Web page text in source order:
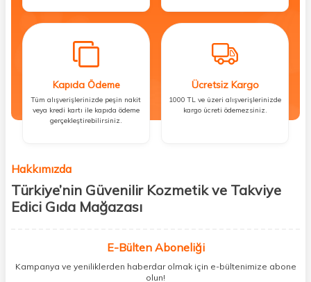
Kapıda Ödeme
Tüm alışverişlerinizde peşin nakit
veya kredi kartı ile kapıda ödeme
gerçekleştirebilirsiniz.
Ücretsiz Kargo
1000 TL ve üzeri alışverişlerinizde
kargo ücreti ödemezsiniz.
Hakkımızda
Türkiye’nin Güvenilir Kozmetik ve Takviye
Edici Gıda Mağazası
kişisel bakım hem de takviye edici gıda ürünlerini sizlerle
buluşturuyoruz. Artık mağaza mağaza dolaşmanıza gerek yok;
ihtiyacınız olan her şeyi tek bir çatı altında topluyor ve kapınıza kadar
E-Bülten Aboneliği
Kampanya ve yeniliklerden haberdar olmak için e-bültenimize abone
olun!